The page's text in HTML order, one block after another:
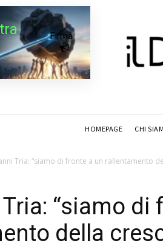
Firma
HOMEPAGE CHI
Tria: “siamo di fronte a un rallentamento
“siamo di
della